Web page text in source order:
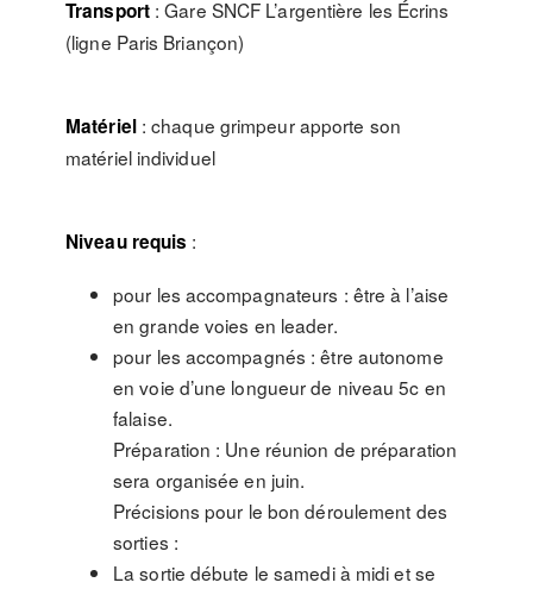
Transport: Gare SNCF L’argentière les Écrins
(ligne Paris Briançon)
Matériel: chaque grimpeur apporte son
matériel individuel
Niveau requis :
pour les accompagnateurs : être à l’aise
en grande voies en leader.
pour les accompagnés : être autonome
en voie d’une longueur de niveau 5c en
falaise.
Préparation : Une réunion de préparation
sera organisée en juin.
Précisions pour le bon déroulement des
sorties :
La sortie débute le samedi à midi et se